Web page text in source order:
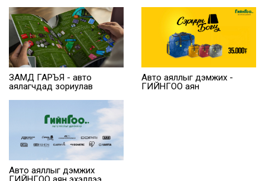
ЗАМД ГАРЪЯ - авто
аялагчдад зориулав
Авто аяллыг дэмжих -
ГИЙНГОО аян
Авто аяллыг дэмжих